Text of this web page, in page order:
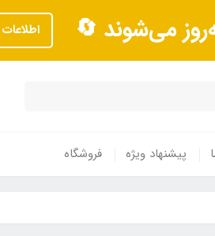
می‌شوند 🔄
پیشنهاد ویژه فروشگاه